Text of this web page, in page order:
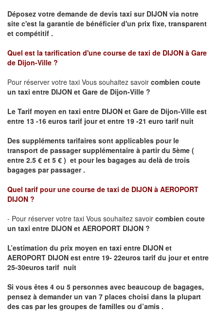
Déposez votre demande de devis taxi sur DIJON via notre
site c'est la garantie de bénéficier d'un prix fixe, transparent
et compétitif .
Quel est la tarification d'une course de taxi de DIJON à Gare
de Dijon-Ville ?
Pour réserver votre taxi Vous souhaitez savoir combien coute
un taxi entre DIJON et Gare de Dijon-Ville ?
Le Tarif moyen en taxi entre DIJON et Gare de Dijon-Ville est
entre 13 -16 euros tarif jour et entre 19 -21 euro tarif nuit
Des suppléments tarifaires sont applicables pour le
transport de passager supplémentaire à partir du 5ème (
entre 2.5 € et 5 € ) et pour les bagages au delà de trois
bagages par passager .
Quel tarif pour une course de taxi de DIJON à AEROPORT
DIJON ?
- Pour réserver votre taxi Vous souhaitez savoir combien coute
un taxi entre DIJON et AEROPORT DIJON ?
L’estimation du prix moyen en taxi entre DIJON et
AEROPORT DIJON est entre 19- 22euros tarif du jour et entre
25-30euros tarif nuit
Si vous êtes 4 ou 5 personnes avec beaucoup de bagages,
pensez à demander un van 7 places choisi dans la plupart
des cas par les groupes de familles ou d’amis .